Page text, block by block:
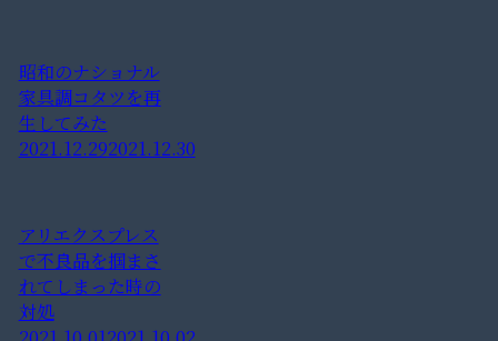
昭和のナショナル
家具調コタツを再
生してみた
2021.12.292021.12.30
アリエクスプレス
で不良品を掴まさ
れてしまった時の
対処